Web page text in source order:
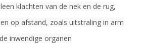
klachten van de nek en de rug,
op afstand, zoals uitstraling in arm
inwendige organen